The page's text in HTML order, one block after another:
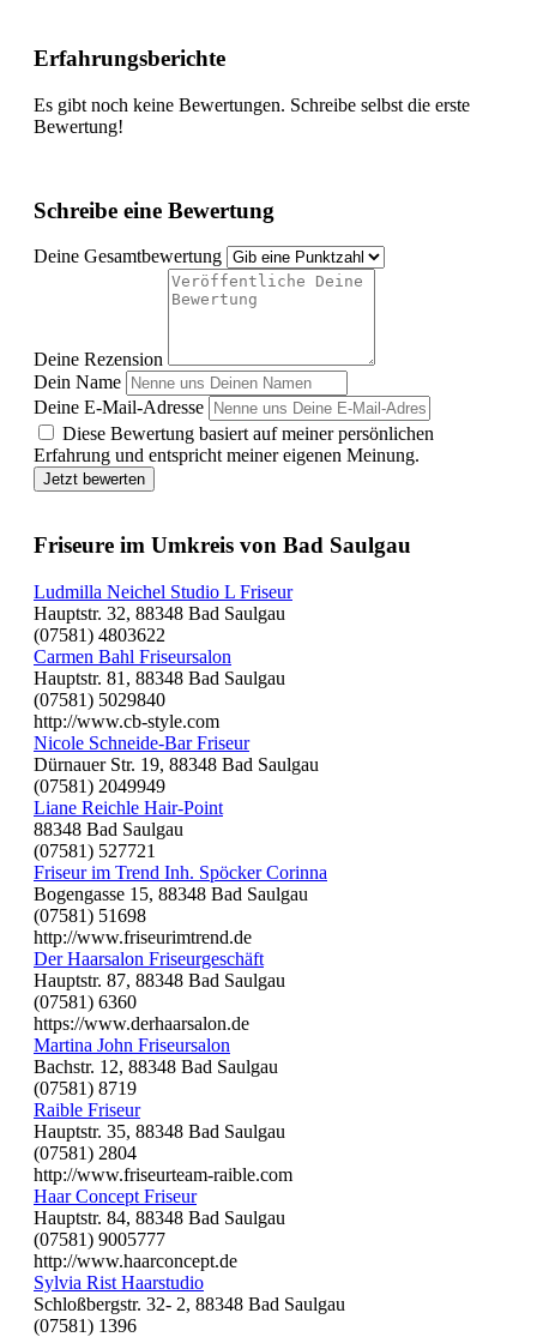
Erfahrungsberichte
Es gibt noch keine Bewertungen. Schreibe selbst die erste
Bewertung!
Schreibe eine Bewertung
Deine Gesamtbewertung
Deine Rezension
Dein Name
Deine E-Mail-Adresse
Diese Bewertung basiert auf meiner persönlichen
Erfahrung und entspricht meiner eigenen Meinung.
Jetzt bewerten
Friseure im Umkreis von Bad Saulgau
Ludmilla Neichel Studio L Friseur
Hauptstr. 32, 88348 Bad Saulgau
(07581) 4803622
Carmen Bahl Friseursalon
Hauptstr. 81, 88348 Bad Saulgau
(07581) 5029840
http://www.cb-style.com
Nicole Schneide-Bar Friseur
Dürnauer Str. 19, 88348 Bad Saulgau
(07581) 2049949
Liane Reichle Hair-Point
88348 Bad Saulgau
(07581) 527721
Friseur im Trend Inh. Spöcker Corinna
Bogengasse 15, 88348 Bad Saulgau
(07581) 51698
http://www.friseurimtrend.de
Der Haarsalon Friseurgeschäft
Hauptstr. 87, 88348 Bad Saulgau
(07581) 6360
https://www.derhaarsalon.de
Martina John Friseursalon
Bachstr. 12, 88348 Bad Saulgau
(07581) 8719
Raible Friseur
Hauptstr. 35, 88348 Bad Saulgau
(07581) 2804
http://www.friseurteam-raible.com
Haar Concept Friseur
Hauptstr. 84, 88348 Bad Saulgau
(07581) 9005777
http://www.haarconcept.de
Sylvia Rist Haarstudio
Schloßbergstr. 32- 2, 88348 Bad Saulgau
(07581) 1396